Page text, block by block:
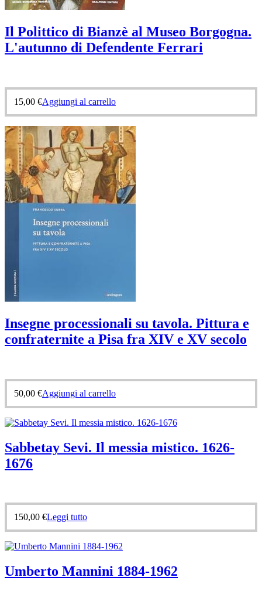
Il Polittico di Bianzè al Museo Borgogna.
L'autunno di Defendente Ferrari
15,00 €Aggiungi al carrello
Insegne processionali su tavola. Pittura e
confraternite a Pisa fra XIV e XV secolo
50,00 €Aggiungi al carrello
Sabbetay Sevi. Il messia mistico. 1626-
1676
150,00 €Leggi tutto
Umberto Mannini 1884-1962